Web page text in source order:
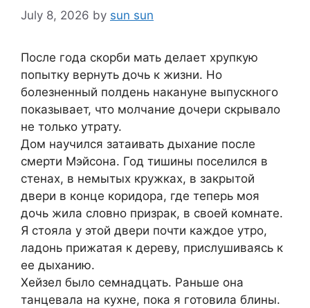
July 8, 2026 by sun sun
После года скорби мать делает хрупкую
попытку вернуть дочь к жизни. Но
болезненный полдень накануне выпускного
показывает, что молчание дочери скрывало
не только утрату.
Дом научился затаивать дыхание после
смерти Мэйсона. Год тишины поселился в
стенах, в немытых кружках, в закрытой
двери в конце коридора, где теперь моя
дочь жила словно призрак, в своей комнате.
Я стояла у этой двери почти каждое утро,
ладонь прижатая к дереву, прислушиваясь к
ее дыханию.
Хейзел было семнадцать. Раньше она
танцевала на кухне, пока я готовила блины.